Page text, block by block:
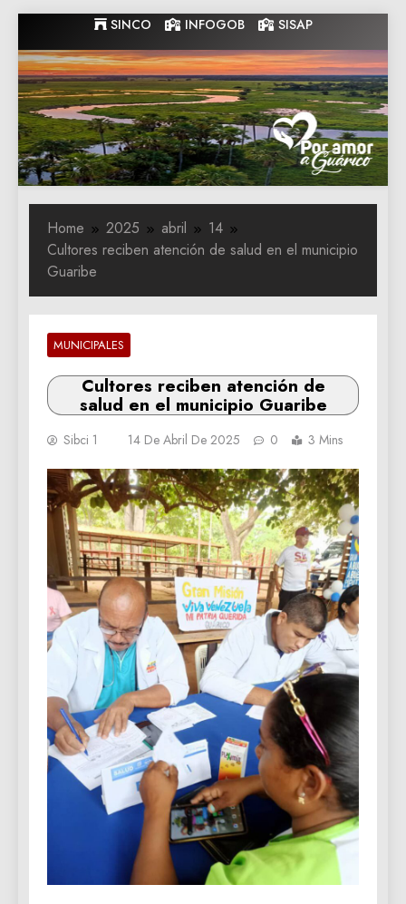
to
content
SINCO INFOGOB SISAP
Gobernacion
de Guarico
Gobernacion de Guarico
Home 2025 abril
14
Cultores reciben atención de salud en el municipio
Guaribe
MUNICIPALES
Cultores reciben atención de
salud en el municipio Guaribe
Sibci 1 14 De Abril De 2025 0 3 Mins